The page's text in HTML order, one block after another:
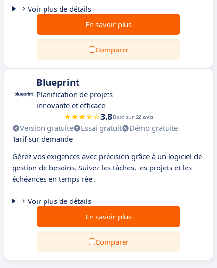
Voir plus de détails
En savoir plus
Comparer
Blueprint
Planification de projets
innovante et efficace
3.8Basé sur 22 avis
Version gratuite Essai gratuit
Démo gratuite
Tarif sur demande
Gérez vos exigences avec précision grâce à un logiciel de
gestion de besoins. Suivez les tâches, les projets et les
échéances en temps réel.
Voir plus de détails
En savoir plus
Comparer